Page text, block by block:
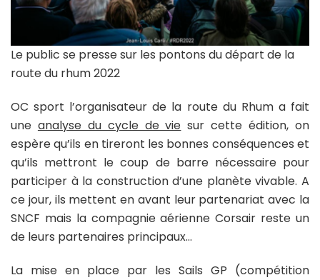
Le public se presse sur les pontons du départ de la
route du rhum 2022
OC sport l’organisateur de la route du Rhum a fait
une analyse du cycle de vie sur cette édition, on
espère qu’ils en tireront les bonnes conséquences et
qu’ils mettront le coup de barre nécessaire pour
participer à la construction d’une planète vivable. A
ce jour, ils mettent en avant leur partenariat avec la
SNCF mais la compagnie aérienne Corsair reste un
de leurs partenaires principaux…
La mise en place par les Sails GP (compétition